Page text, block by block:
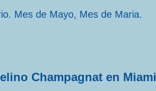
Mes de Mayo, Mes de Maria.
Champagnat en Miami